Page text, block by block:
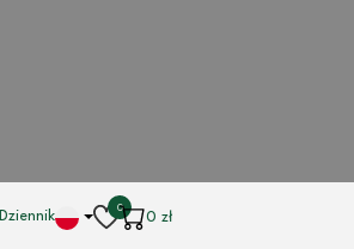
Dziennik
0
0zł